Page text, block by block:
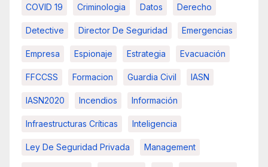
COVID 19 Criminologia Datos Derecho
Detective Director De Seguridad Emergencias
Empresa Espionaje Estrategia Evacuación
FFCCSS Formacion Guardia Civil IASN
IASN2020 Incendios Información
Infraestructuras Críticas Inteligencia
Ley De Seguridad Privada Management